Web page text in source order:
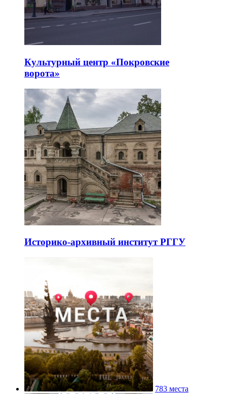
Культурный центр «Покровские
ворота»
Историко-архивный институт РГГУ
783 места